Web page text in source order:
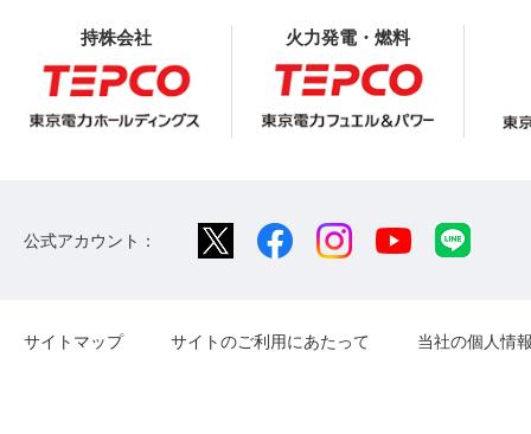
持株会社 火力発電・燃料
公式アカウント：
サイトマップ サイトのご利用にあたって 当社の個人情